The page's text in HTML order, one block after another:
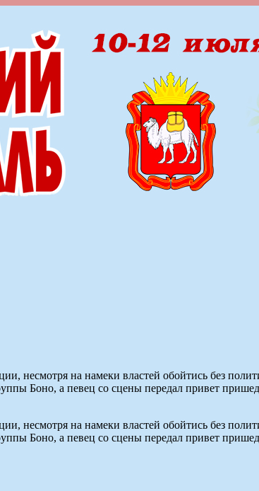
несмотря на намеки властей обойтись без
Боно, а певец со сцены передал привет
несмотря на намеки властей обойтись без
Боно, а певец со сцены передал привет